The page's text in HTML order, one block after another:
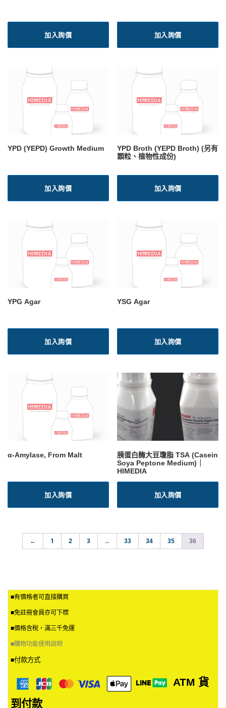
加入詢價 加入詢價
YPD (YEPD) Growth Medium
加入詢價
YPD Broth (YEPD Broth) (另有
顆粒、植物性成份)
加入詢價
YPG Agar
加入詢價
YSG Agar
加入詢價
α-Amylase, From Malt
加入詢價
胰蛋白酶大豆瓊脂 TSA (Casein
Soya Peptone Medium)｜
HIMEDIA
加入詢價
← 1 2 3 ... 33 34 35 36
■有價格者可直接購買
■免註冊會員亦可下標
■價格含稅，滿三千免運
■購物功能使用說明
■付款方式
ATM 貨
到付款